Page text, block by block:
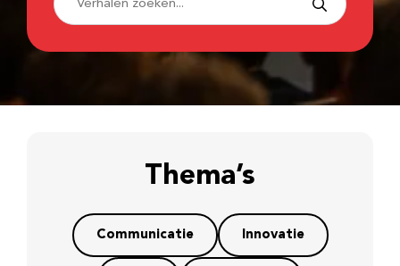
Thema’s
Communicatie Innovatie